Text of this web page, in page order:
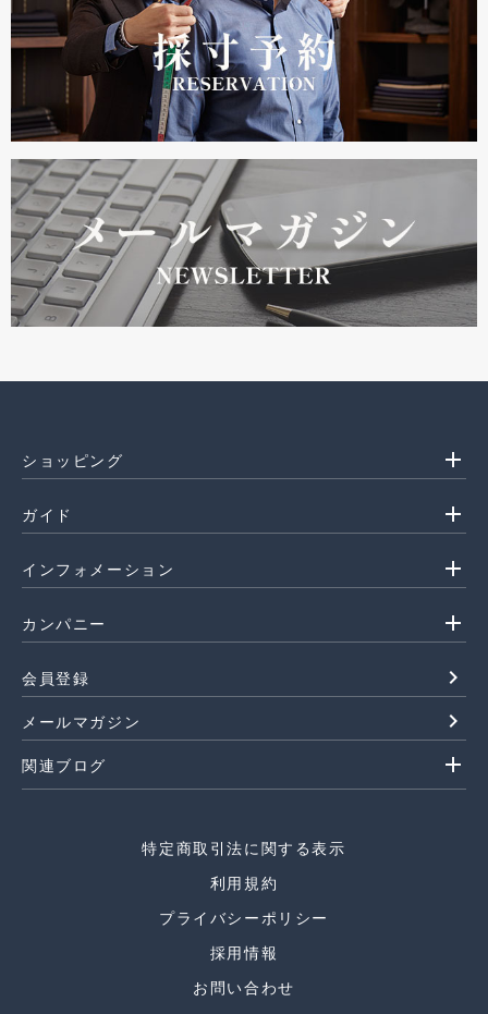
ショッピング add
ガイド add
インフォメーション add
カンパニー add
会員登録 navigate_next
メールマガジン navigate_next
関連ブログ add
特定商取引法に関する表示
利用規約
プライバシーポリシー
採用情報
お問い合わせ